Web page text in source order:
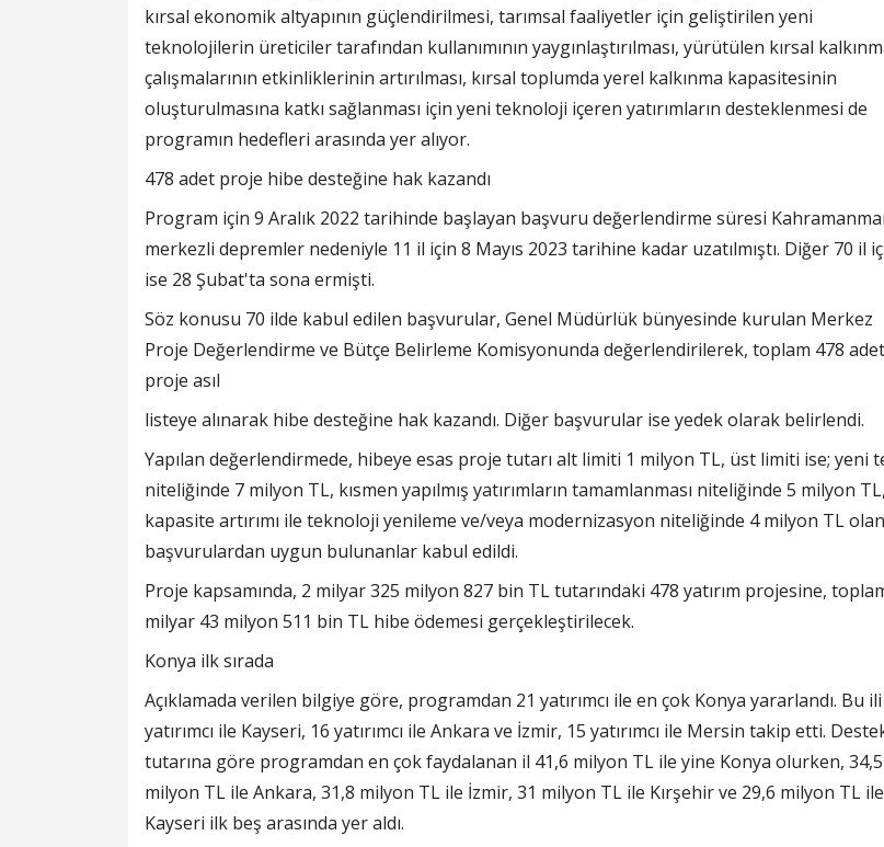
kırsal ekonomik altyapının güçlendirilmesi, tarımsal faaliyetler için geliştirilen yeni
teknolojilerin üreticiler tarafından kullanımının yaygınlaştırılması, yürütülen kırsal
çalışmalarının etkinliklerinin artırılması, kırsal toplumda yerel kalkınma kapasitesinin
oluşturulmasına katkı sağlanması için yeni teknoloji içeren yatırımların desteklenmesi de
programın hedefleri arasında yer alıyor.
478 adet proje hibe desteğine hak kazandı
Program için 9 Aralık 2022 tarihinde başlayan başvuru değerlendirme süresi
merkezli depremler nedeniyle 11 il için 8 Mayıs 2023 tarihine kadar uzatılmıştı. Diğer 70 il
ise 28 Şubat'ta sona ermişti.
Söz konusu 70 ilde kabul edilen başvurular, Genel Müdürlük bünyesinde kurulan Merkez
Proje Değerlendirme ve Bütçe Belirleme Komisyonunda değerlendirilerek, toplam 478 adet
proje asıl
listeye alınarak hibe desteğine hak kazandı. Diğer başvurular ise yedek olarak belirlendi.
Yapılan değerlendirmede, hibeye esas proje tutarı alt limiti 1 milyon TL, üst limiti ise; yeni
niteliğinde 7 milyon TL, kısmen yapılmış yatırımların tamamlanması niteliğinde 5 milyon TL,
kapasite artırımı ile teknoloji yenileme ve/veya modernizasyon niteliğinde 4 milyon TL olan
başvurulardan uygun bulunanlar kabul edildi.
Proje kapsamında, 2 milyar 325 milyon 827 bin TL tutarındaki 478 yatırım projesine,
milyar 43 milyon 511 bin TL hibe ödemesi gerçekleştirilecek.
Konya ilk sırada
Açıklamada verilen bilgiye göre, programdan 21 yatırımcı ile en çok Konya yararlandı. Bu
yatırımcı ile Kayseri, 16 yatırımcı ile Ankara ve İzmir, 15 yatırımcı ile Mersin takip etti.
tutarına göre programdan en çok faydalanan il 41,6 milyon TL ile yine Konya olurken, 34,5
milyon TL ile Ankara, 31,8 milyon TL ile İzmir, 31 milyon TL ile Kırşehir ve 29,6 milyon TL ile
Kayseri ilk beş arasında yer aldı.